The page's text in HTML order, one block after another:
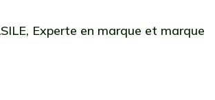
Experte en marque et marque